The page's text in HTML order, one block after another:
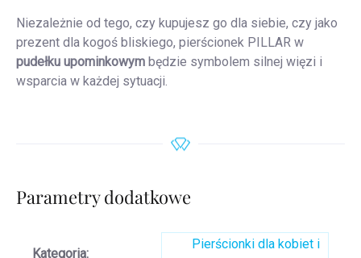
Niezależnie od tego, czy kupujesz go dla siebie, czy jako
prezent dla kogoś bliskiego, pierścionek PILLAR w
pudełku upominkowym będzie symbolem silnej więzi i
wsparcia w każdej sytuacji.
Parametry dodatkowe
Kategoria:
Pierścionki dla kobiet i